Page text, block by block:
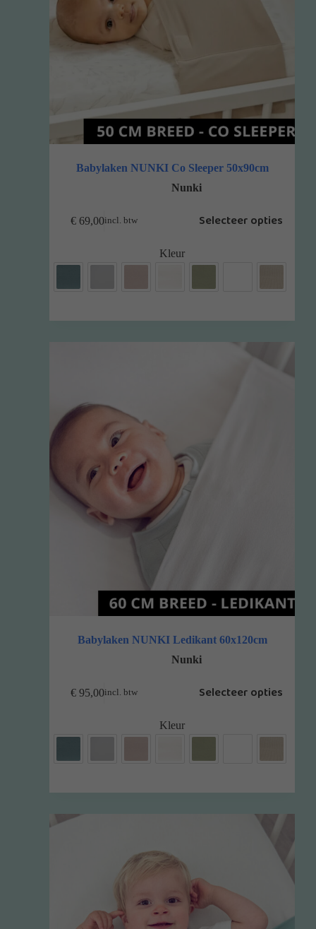
Babylaken NUNKI Co Sleeper 50x90cm
Nunki
€69,00incl. btw Selecteer opties
Kleur
Babylaken NUNKI Ledikant 60x120cm
Nunki
€95,00incl. btw Selecteer opties
Kleur